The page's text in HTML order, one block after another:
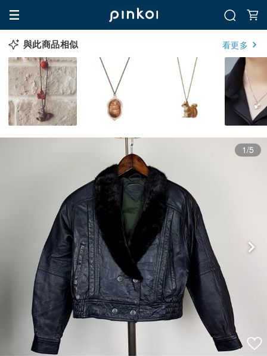
與此商品相似 看更多
1/5